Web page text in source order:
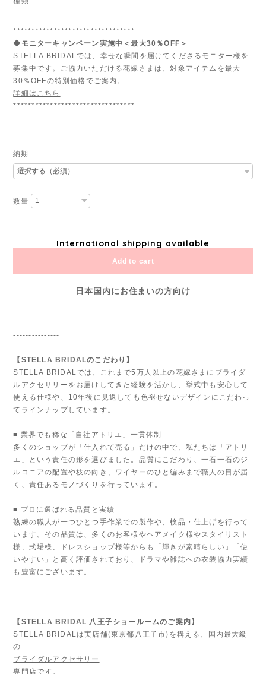
*********************************
◆モニターキャンペーン実施中＜最大30％OFF＞
STELLA BRIDALでは、幸せな瞬間を届けてくださるモニター様を
募集中です。ご協力いただける花嫁さまは、対象アイテムを最大
30％OFFの特別価格でご案内。
詳細はこちら
*********************************
納期
数量
International shipping available
Add to cart
日本国内にお住まいの方向け
---------------
【STELLA BRIDALのこだわり】
STELLA BRIDALでは、これまで5万人以上の花嫁さまにブライダ
ルアクセサリーをお届けしてきた経験を活かし、挙式中も安心して
使える仕様や、10年後に見返しても色褪せないデザインにこだわっ
てラインナップしています。
■ 業界でも稀な「自社アトリエ」一貫体制
多くのショップが「仕入れて売る」だけの中で、私たちは「アトリ
エ」という責任の形を選びました。品質にこだわり、一石一石のジ
ルコニアの配置や枝の向き、ワイヤーのひと編みまで職人の目が届
く、責任あるモノづくりを行っています。
■ プロに選ばれる品質と実績
熟練の職人が一つひとつ手作業での製作や、検品・仕上げを行って
います。その品質は、多くのお客様やヘアメイク様やスタイリスト
様、式場様、ドレスショップ様等からも「輝きが素晴らしい」「使
いやすい」と高く評価されており、ドラマや雑誌への衣装協力実績
も豊富にございます。
---------------
【STELLA BRIDAL 八王子ショールームのご案内】
STELLA BRIDALは実店舗(東京都八王子市)を構える、国内最大級
の
ブライダルアクセサリー
専門店です。